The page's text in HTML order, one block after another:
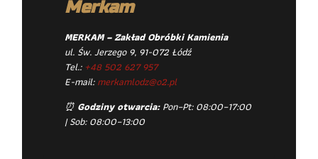
Merkam
MERKAM – Zakład Obróbki Kamienia
ul. Św. Jerzego 9, 91-072 Łódź
Tel.: +48 502 627 957
E-mail:merkamlodz@o2.pl
⏰ Godziny otwarcia:Pon–Pt: 08:00–17:00
| Sob: 08:00–13:00